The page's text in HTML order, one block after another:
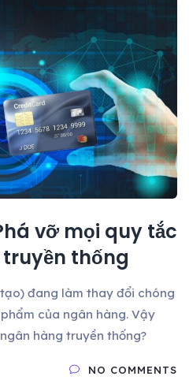
vỡ mọi quy tắc
thống
đang làm thay đổi chóng
của ngân hàng. Vậy
hàng truyền thống?
NO COMMENTS